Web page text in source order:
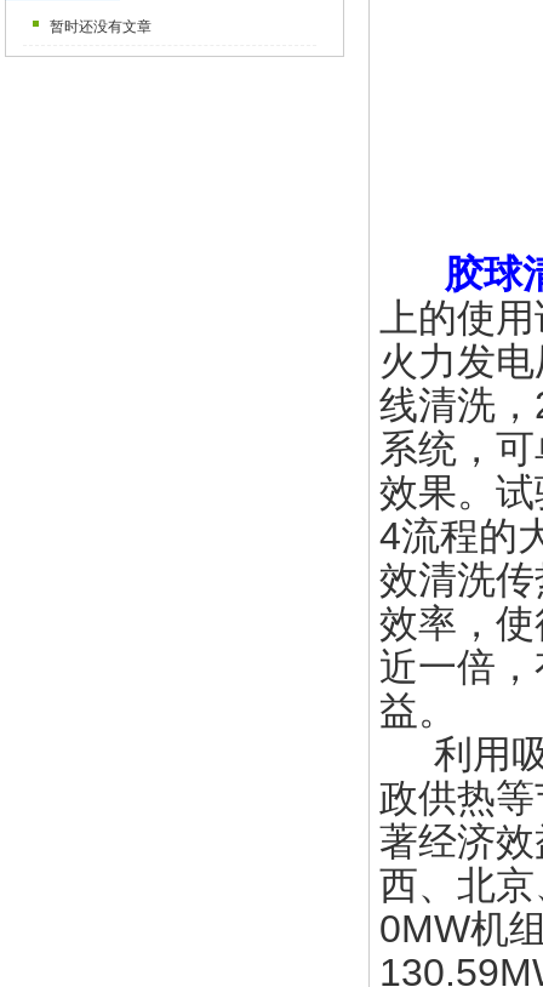
暂时还没有文章
胶球
上的使
火力发
线清洗
系统，
效果。
4流程的
效清洗
效率，
近一倍
益。
利用吸
政供热
著经济
西、北
0MW机